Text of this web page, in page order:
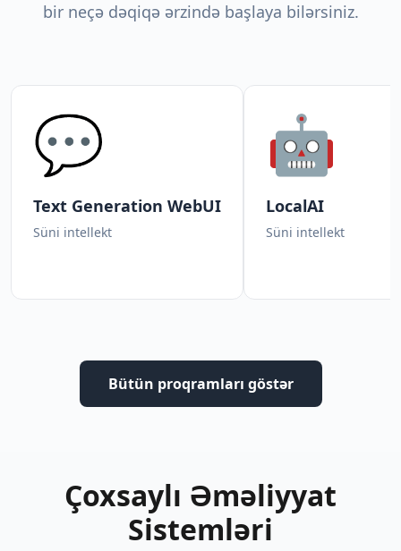
bir neçə dəqiqə ərzində başlaya bilərsiniz.
💬
Text Generation WebUI
Süni intellekt
🤖
LocalAI
Süni intellekt
Bütün proqramları göstər
Çoxsaylı Əməliyyat
Sistemləri